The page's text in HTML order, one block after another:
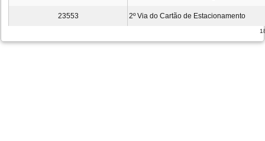
23553 2º Via do Cartão de Estacionamento